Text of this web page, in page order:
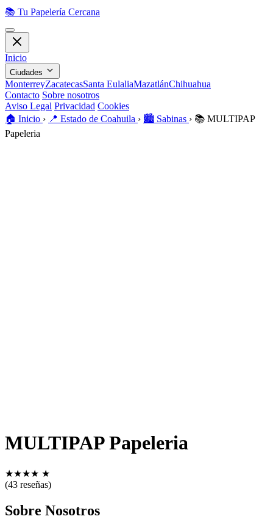
📚 Tu Papelería Cercana
Inicio
Ciudades
MonterreyZacatecasSanta EulaliaMazatlánChihuahua
Contacto Sobre nosotros
Aviso Legal Privacidad Cookies
🏠️ Inicio › 📍 Estado de Coahuila › 🏙️ Sabinas › 📚 MULTIPAP
Papeleria
MULTIPAP Papeleria
★★★★ ★
(43 reseñas)
Sobre Nosotros